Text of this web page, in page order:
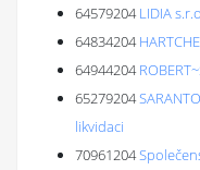
64579204 LIDIA
64834204
64944204
65279204
likvidaci
70961204